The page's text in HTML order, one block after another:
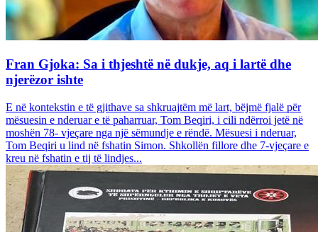
Fran Gjoka: Sa i thjeshtë në dukje, aq i lartë dhe
njerëzor ishte
E në kontekstin e të gjithave sa shkruajtëm më lart, bëjmë fjalë për
mësuesin e nderuar e të paharruar, Tom Beqiri, i cili ndërroi jetë në
moshën 78- vjeçare nga një sëmundje e rëndë. Mësuesi i nderuar,
Tom Beqiri u lind në fshatin Simon. Shkollën fillore dhe 7-vjeçare e
kreu në fshatin e tij të lindjes...